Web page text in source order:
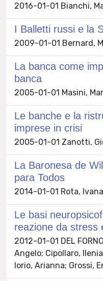
2016-01-01 Bianchi,
I Balletti russi e la
2009-01-01 Bernard,
La banca come
banca
2005-01-01 Masini,
Le banche e la
imprese in crisi
2005-01-01 Zanotti,
La Baronesa de
para Todos
2014-01-01 Rota, Ivana
Le basi
reazione da stress
2012-01-01 DEL
Angelo; Cipollaro,
Iorio, Arianna; Grossi,